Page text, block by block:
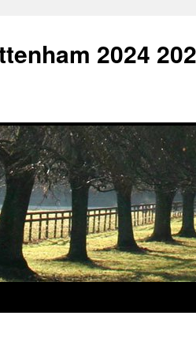
2024